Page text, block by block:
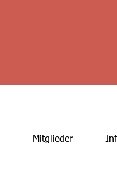
Mitglieder